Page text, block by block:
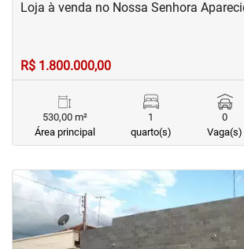
Loja à venda no Nossa Senhora
R$ 1.800.000,00
530,00 m²
Área principal
1
quarto(s)
0
Vaga(s)
< <<<